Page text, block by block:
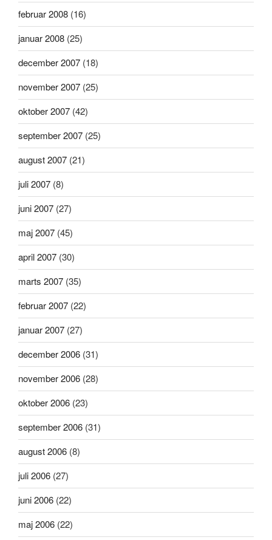
februar 2008 (16)
januar 2008 (25)
december 2007 (18)
november 2007 (25)
oktober 2007 (42)
september 2007 (25)
august 2007 (21)
juli 2007 (8)
juni 2007 (27)
maj 2007 (45)
april 2007 (30)
marts 2007 (35)
februar 2007 (22)
januar 2007 (27)
december 2006 (31)
november 2006 (28)
oktober 2006 (23)
september 2006 (31)
august 2006 (8)
juli 2006 (27)
juni 2006 (22)
maj 2006 (22)